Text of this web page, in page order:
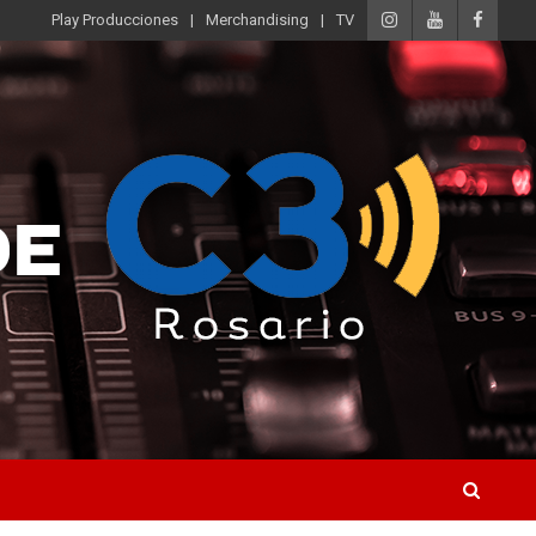
Play Producciones Merchandising TV